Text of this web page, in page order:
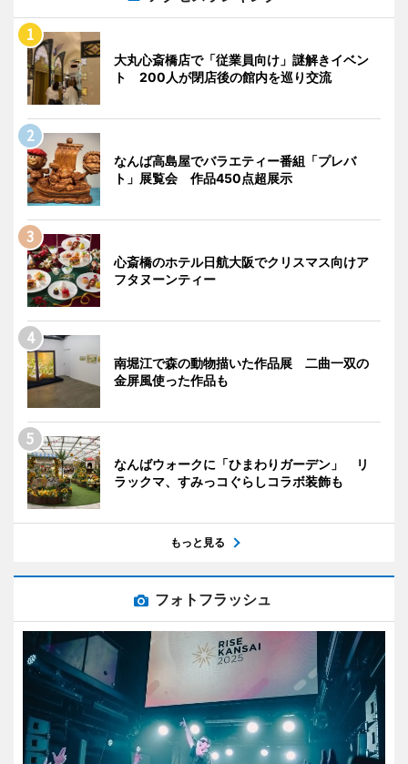
大丸心斎橋店で「従業員向け」謎解きイベン
ト 200人が閉店後の館内を巡り交流
なんば高島屋でバラエティー番組「プレバ
ト」展覧会 作品450点超展示
心斎橋のホテル日航大阪でクリスマス向けア
フタヌーンティー
南堀江で森の動物描いた作品展 二曲一双の
金屏風使った作品も
なんばウォークに「ひまわりガーデン」 リ
ラックマ、すみっコぐらしコラボ装飾も
もっと見る
フォトフラッシュ